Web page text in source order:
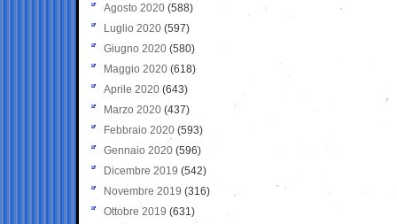
Agosto 2020 (588)
Luglio 2020 (597)
Giugno 2020 (580)
Maggio 2020 (618)
Aprile 2020 (643)
Marzo 2020 (437)
Febbraio 2020 (593)
Gennaio 2020 (596)
Dicembre 2019 (542)
Novembre 2019 (316)
Ottobre 2019 (631)